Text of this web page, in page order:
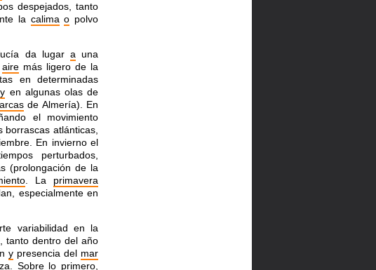
despejados, tanto
la calima o polvo
da lugar a una
aire más ligero de la
en determinadas
y en algunas olas de
de Almería). En
el movimiento
atlánticas,
En invierno el
perturbados,
(prolongación de la
. La primavera
especialmente en
variabilidad en la
tanto dentro del año
y presencia del mar
. Sobre lo primero,